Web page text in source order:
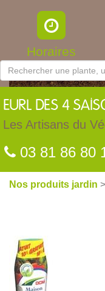
Horaires
EURL DES 4
Les Artisans du
03 81 86 80
Nos produits jardin